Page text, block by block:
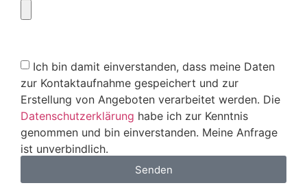
Ich bin damit einverstanden, dass meine Daten
zur Kontaktaufnahme gespeichert und zur
Erstellung von Angeboten verarbeitet werden. Die
Datenschutzerklärung habe ich zur Kenntnis
genommen und bin einverstanden. Meine Anfrage
ist unverbindlich.
Senden